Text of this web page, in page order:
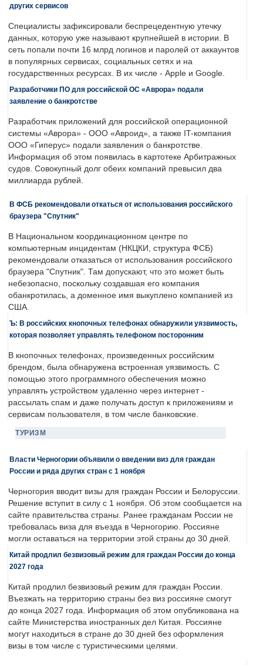
других сервисов
Специалисты зафиксировали беспрецедентную утечку
данных, которую уже называют крупнейшей в истории. В
сеть попали почти 16 млрд логинов и паролей от аккаунтов
в популярных сервисах, социальных сетях и на
государственных ресурсах. В их числе - Apple и Google.
Разработчики ПО для российской ОС «Аврора» подали
заявление о банкротстве
Разработчик приложений для российской операционной
системы «Аврора» - ООО «Авроид», а также IT-компания
ООО «Гиперус» подали заявления о банкротстве.
Информация об этом появилась в картотеке Арбитражных
судов. Совокупный долг обеих компаний превысил два
миллиарда рублей.
В ФСБ рекомендовали откаться от использования российского
браузера "Спутник"
В Национальном координационном центре по
компьютерным инцидентам (НКЦКИ, структура ФСБ)
рекомендовали отказаться от использования российского
браузера "Спутник". Там допускают, что это может быть
небезопасно, поскольку создавшая его компания
обанкротилась, а доменное имя выкуплено компанией из
США.
Ъ: В российских кнопочных телефонах обнаружили уязвимость,
которая позволяет управлять телефоном посторонним
В кнопочных телефонах, произведенных российским
брендом, была обнаружена встроенная уязвимость. С
помощью этого программного обеспечения можно
управлять устройством удаленно через интернет -
рассылать спам и даже получать доступ к приложениям и
сервисам пользователя, в том числе банковские.
ТУРИЗМ
Власти Черногории объявили о введении виз для граждан
России и ряда других стран с 1 ноября
Черногория вводит визы для граждан России и Белоруссии.
Решение вступит в силу с 1 ноября. Об этом сообщается на
сайте правительства страны. Ранее гражданам России не
требовалась виза для въезда в Черногорию. Россияне
могли оставаться на территории этой страны до 30 дней.
Китай продлил безвизовый режим для граждан России до конца
2027 года
Китай продлил безвизовый режим для граждан России.
Въезжать на территорию страны без виз россияне смогут
до конца 2027 года. Информация об этом опубликована на
сайте Министерства иностранных дел Китая. Россияне
могут находиться в стране до 30 дней без оформления
визы в том числе с туристическими целями.